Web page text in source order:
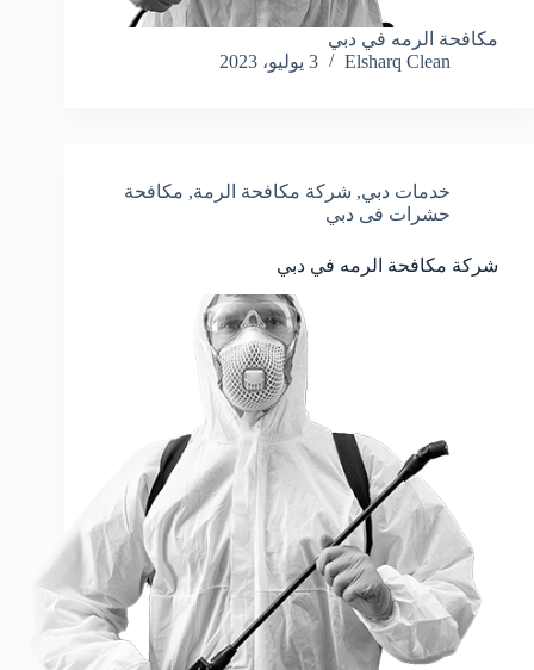
مكافحة الرمه في دبي
Elsharq Clean
3 يوليو، 2023
خدمات دبي, شركة مكافحة الرمة, مكافحة
حشرات فى دبي
شركة مكافحة الرمه في دبي